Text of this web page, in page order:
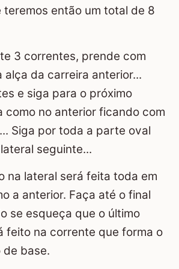
teremos então um total de 8
3 correntes, prende com
alça da carreira anterior...
e siga para o próximo
como no anterior ficando com
Siga por toda a parte oval
seguinte...
na lateral será feita toda em
a anterior. Faça até o final
se esqueça que o último
feito na corrente que forma o
de base.